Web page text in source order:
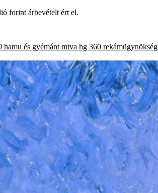
forint árbevételt ért el.
hamu és gyémánt mtva hg 360 rekámügynökség